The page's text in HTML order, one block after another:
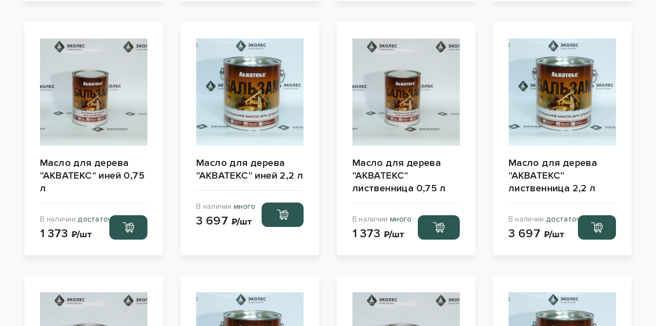
Масло для дерева
"АКВАТЕКС" иней 0,75
л
В наличиидостаточно
1 373 ₽/шт
Перейти
в корзину
Масло для дерева
"АКВАТЕКС" иней 2,2 л
В наличиимного
3 697 ₽/шт
Перейти
в корзину
Масло для дерева
"АКВАТЕКС"
лиственница 0,75 л
В наличиимного
1 373 ₽/шт
Перейти
в корзину
Масло для дерева
"АКВАТЕКС"
лиственница 2,2 л
В наличии достаточно
3 697 ₽/шт
Перейти
в корзину